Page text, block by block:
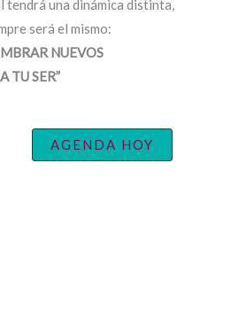
tendrá una dinámica distinta,
será el mismo:
NUEVOS
TU SER”
AGENDA HOY